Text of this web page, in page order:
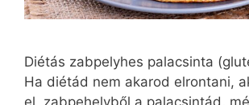
Diétás zabpelyhes palacsinta
Ha diétád nem akarod elrontani,
el zabpehelyből a palacsintád,